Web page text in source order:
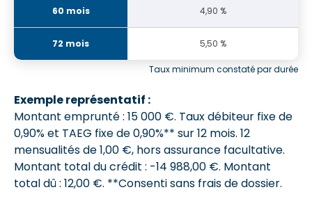
4,90 %
5,50 %
Taux minimum constaté par durée
Exemple représentatif :
Montant emprunté : 15 000 €. Taux débiteur fixe de
0,90% et TAEG fixe de 0,90%** sur 12 mois. 12
mensualités de 1,00 €, hors assurance facultative.
Montant total du crédit : -14 988,00 €. Montant
total dû : 12,00 €. **Consenti sans frais de dossier.